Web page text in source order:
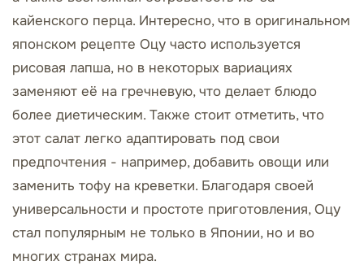
кайенского перца. Интересно, что в оригинальном
японском рецепте Оцу часто используется
рисовая лапша, но в некоторых вариациях
заменяют её на гречневую, что делает блюдо
более диетическим. Также стоит отметить, что
этот салат легко адаптировать под свои
предпочтения - например, добавить овощи или
заменить тофу на креветки. Благодаря своей
универсальности и простоте приготовления, Оцу
стал популярным не только в Японии, но и во
многих странах мира.